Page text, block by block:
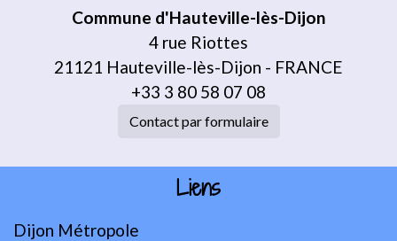
Commune d'Hauteville-lès-Dijon
4 rue Riottes
21121 Hauteville-lès-Dijon - FRANCE
+33 3 80 58 07 08
Contact par formulaire
Liens
Dijon Métropole